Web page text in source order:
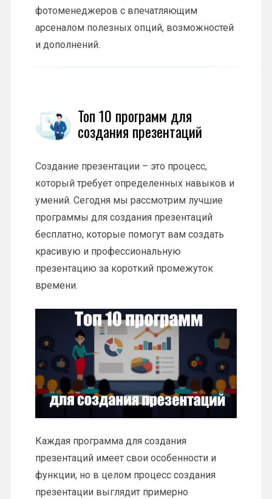
фотоменеджеров с впечатляющим
арсеналом полезных опций, возможностей
и дополнений.
Топ 10 программ для
создания презентаций
Создание презентации – это процесс,
который требует определенных навыков и
умений. Сегодня мы рассмотрим лучшие
программы для создания презентаций
бесплатно, которые помогут вам создать
красивую и профессиональную
презентацию за короткий промежуток
времени.
Каждая программа для создания
презентаций имеет свои особенности и
функции, но в целом процесс создания
презентации выглядит примерно